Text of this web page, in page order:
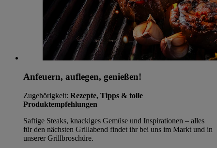
Anfeuern, auflegen, genießen!
Zugehörigkeit: Rezepte, Tipps & tolle
Produktempfehlungen
Saftige Steaks, knackiges Gemüse und Inspirationen – alles
für den nächsten Grillabend findet ihr bei uns im Markt und in
unserer Grillbroschüre.